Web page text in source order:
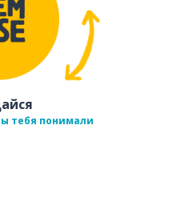
тебя понимали